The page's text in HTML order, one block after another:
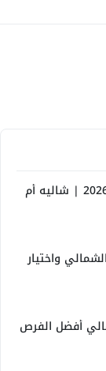
أفضل استثمار في الساحل الشمالي 2026 | شاليه أم
الشمالي واختيار
أفضل الفرص